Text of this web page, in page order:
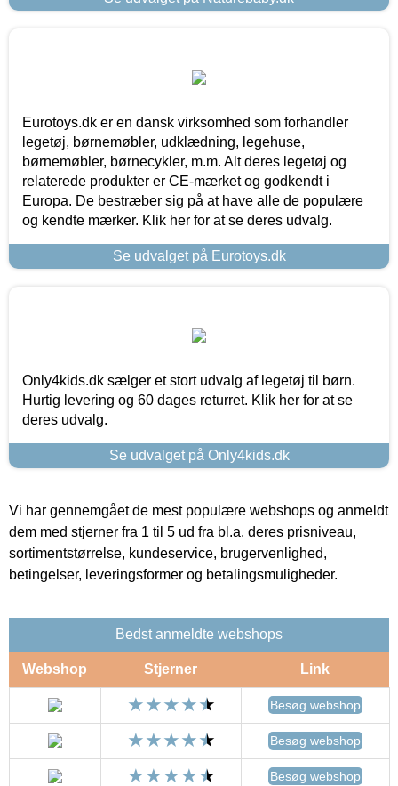
Eurotoys.dk er en dansk virksomhed som forhandler
legetøj, børnemøbler, udklædning, legehuse,
børnemøbler, børnecykler, m.m. Alt deres legetøj og
relaterede produkter er CE-mærket og godkendt i
Europa. De bestræber sig på at have alle de populære
og kendte mærker. Klik her for at se deres udvalg.
Se udvalget på Eurotoys.dk
Only4kids.dk sælger et stort udvalg af legetøj til børn.
Hurtig levering og 60 dages returret. Klik her for at se
deres udvalg.
Se udvalget på Only4kids.dk
Vi har gennemgået de mest populære webshops og anmeldt
dem med stjerner fra 1 til 5 ud fra bl.a. deres prisniveau,
sortimentstørrelse, kundeservice, brugervenlighed,
betingelser, leveringsformer og betalingsmuligheder.
Bedst anmeldte webshops
Webshop Stjerner Link
Besøg webshop
Besøg webshop
Besøg webshop